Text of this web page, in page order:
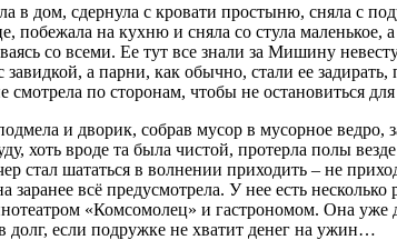
в дом, сдернула с кровати простыню, сняла с
на кухню и сняла со стула маленькое,
со всеми. Ее тут все знали за Мишину
а парни, как обычно, стали ее
смотрела по сторонам, чтобы не остановиться для
и дворик, собрав мусор в мусорное ведро,
хоть вроде та была чистой, протерла полы
стал шататься в волнении приходить – не
всё предусмотрела. У нее есть
«Комсомолец» и гастрономом. Она
долг, если подружке не хватит денег на ужин…